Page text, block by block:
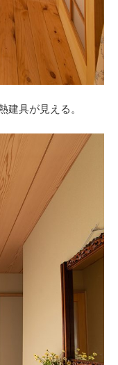
建具が見える。